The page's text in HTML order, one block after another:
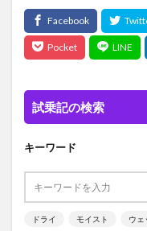
試乗記の検索
キーワード
ドライ モイスト ウェ